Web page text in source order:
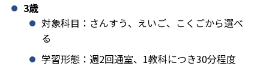
3歳
対象科目：さんすう、えいご、こくごから選べ
る
学習形態：週2回通室、1教科につき30分程度